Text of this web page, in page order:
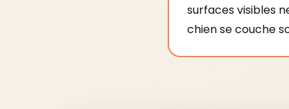
surfaces visibles
chien se couche